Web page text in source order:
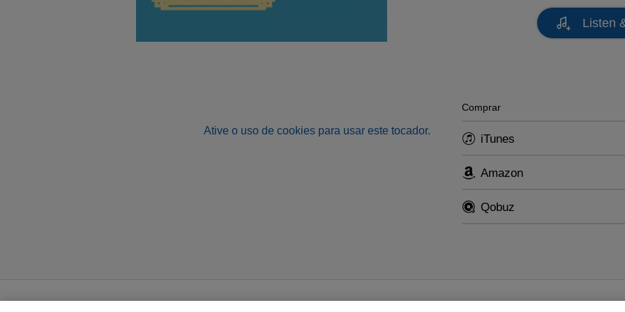
Listen
Ative o uso de cookies para usar este tocador.
Comprar
iTunes
Amazon
Qobuz